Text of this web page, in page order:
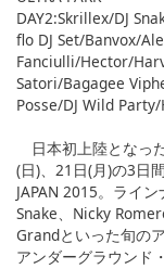
DAY2:Skrillex/DJ
flo DJ Set/Banvox/
Fanciulli/Hector/
Satori/Bagagee
Posse/DJ Wild
日本初上陸となっ
(日)、21日(月)の3日
JAPAN 2015。ライ
Snake、Nicky
Grandといった旬の
アンダーグラウンド